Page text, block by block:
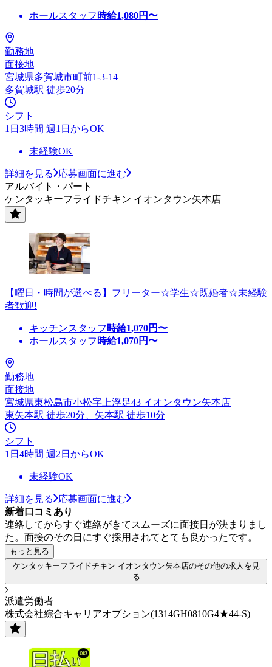
ホールスタッフ 時給1,080円〜
勤務地
面接地
宮城県多賀城市町前1-3-14
多賀城駅 徒歩20分
シフト
1日3時間 週1日からOK
未経験OK
詳細を見る
応募画面に進む
アルバイト・パート
ケンタッキーフライドチキン イオンタウン矢本店
【曜日・時間が選べる】フリーター☆学生☆既婚者☆未経験
者歓迎!
キッチンスタッフ 時給1,070円〜
ホールスタッフ 時給1,070円〜
勤務地
面接地
宮城県東松島市小松字上浮足43 イオンタウン矢本店
東矢本駅 徒歩20分、矢本駅 徒歩10分
シフト
1日4時間 週2日からOK
未経験OK
詳細を見る
応募画面に進む
新着口コミあり
連絡してからすぐ連絡がきてスムーズに面接日が決まりまし
た。面接のその日にすぐ採用されてとても良かったです。
もっと見る
ケンタッキーフライドチキン イオンタウン矢本店のその他の求人を見
る
派遣労働者
株式会社綜合キャリアオプション(1314GH0810G4★44-S)